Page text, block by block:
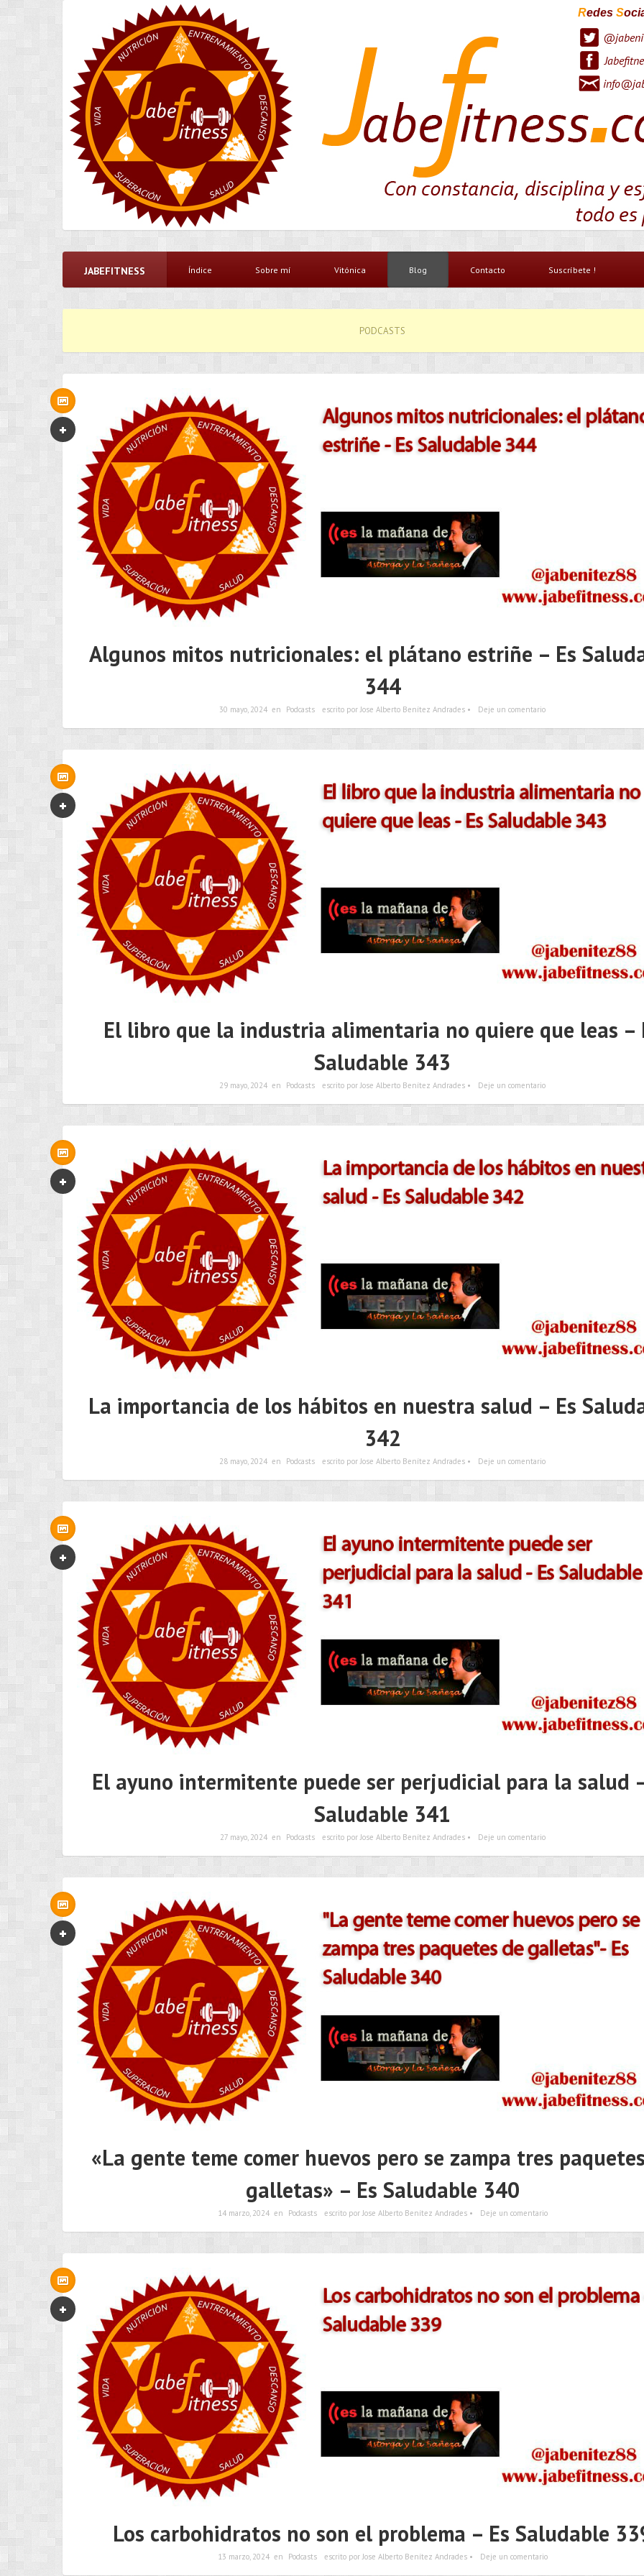
Redes S
JABEFITNESS Índice Sobre mí Vitónica Blog Contacto Suscríbete !
PODCASTS
Algunos mitos nutricionales: el plátano estriñe – Es
344
30 mayo, 2024 en Podcasts escrito por Jose Alberto Benítez Andrades • Deje un comentario
El libro que la industria alimentaria no quiere que leas –
Saludable 343
29 mayo, 2024 en Podcasts escrito por Jose Alberto Benítez Andrades • Deje un comentario
La importancia de los hábitos en nuestra salud – Es
342
28 mayo, 2024 en Podcasts escrito por Jose Alberto Benítez Andrades • Deje un comentario
El ayuno intermitente puede ser perjudicial para la salud
Saludable 341
27 mayo, 2024 en Podcasts escrito por Jose Alberto Benítez Andrades • Deje un comentario
«La gente teme comer huevos pero se zampa tres
galletas» – Es Saludable 340
14 marzo, 2024 en Podcasts escrito por Jose Alberto Benítez Andrades • Deje un comentario
Los carbohidratos no son el problema – Es Saludable
13 marzo, 2024 en Podcasts escrito por Jose Alberto Benítez Andrades • Deje un comentario